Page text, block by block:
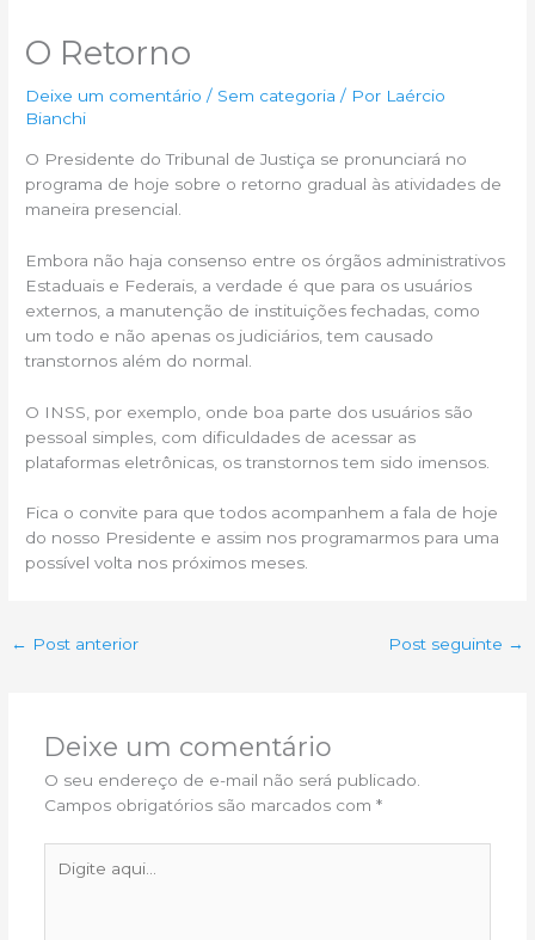
O Retorno
Deixe um comentário / Sem categoria / Por Laércio
Bianchi
O Presidente do Tribunal de Justiça se pronunciará no
programa de hoje sobre o retorno gradual às atividades de
maneira presencial.
Embora não haja consenso entre os órgãos administrativos
Estaduais e Federais, a verdade é que para os usuários
externos, a manutenção de instituições fechadas, como
um todo e não apenas os judiciários, tem causado
transtornos além do normal.
O INSS, por exemplo, onde boa parte dos usuários são
pessoal simples, com dificuldades de acessar as
plataformas eletrônicas, os transtornos tem sido imensos.
Fica o convite para que todos acompanhem a fala de hoje
do nosso Presidente e assim nos programarmos para uma
possível volta nos próximos meses.
← Post anterior Post seguinte →
Deixe um comentário
O seu endereço de e-mail não será publicado.
Campos obrigatórios são marcados com *
aqui...